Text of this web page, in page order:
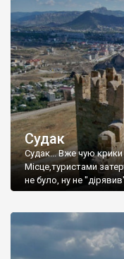
Судак
Судак... Вже чую
Місце,туристами
не було, ну не